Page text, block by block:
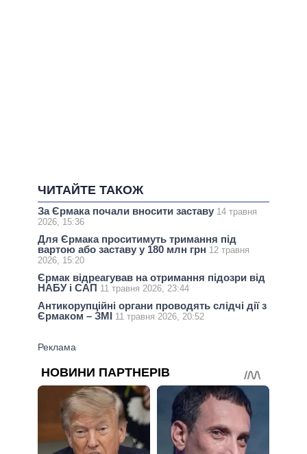
ЧИТАЙТЕ ТАКОЖ
За Єрмака почали вносити заставу 14 травня
2026, 15:36
Для Єрмака проситимуть тримання під
вартою або заставу у 180 млн грн 12 травня
2026, 15:20
Єрмак відреагував на отримання підозри від
НАБУ і САП 11 травня 2026, 23:44
Антикорупційні органи проводять слідчі дії з
Єрмаком – ЗМІ 11 травня 2026, 20:52